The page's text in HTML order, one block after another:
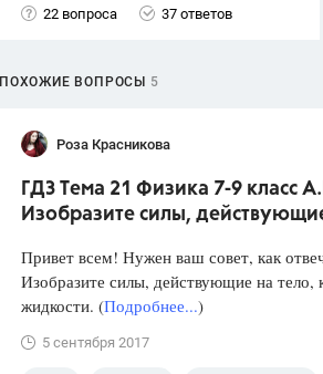
22 вопроса 37 ответов
ПОХОЖИЕ ВОПРОСЫ 5
Роза Красникова
ГДЗ Тема 21 Физика 7-9 класс
Изобразите силы,
Привет всем! Нужен ваш совет, как
Изобразите силы, действующие на тело,
жидкости. (Подробнее...)
5 сентября 2017